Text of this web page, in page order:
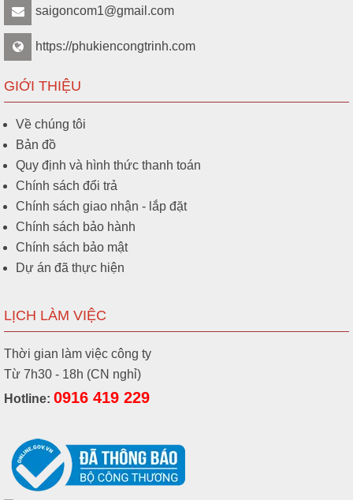
saigoncom1@gmail.com
https://phukiencongtrinh.com
GIỚI THIỆU
Về chúng tôi
Bản đồ
Quy định và hình thức thanh toán
Chính sách đổi trả
Chính sách giao nhận - lắp đặt
Chính sách bảo hành
Chính sách bảo mật
Dự án đã thực hiện
LỊCH LÀM VIỆC
Thời gian làm việc công ty
Từ 7h30 - 18h (CN nghỉ)
Hotline: 0916 419 229